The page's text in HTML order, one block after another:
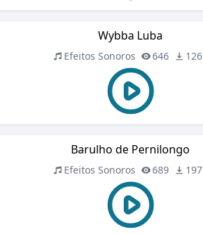
Wybba Luba
Efeitos Sonoros 646 126
Barulho de Pernilongo
Efeitos Sonoros 689 197